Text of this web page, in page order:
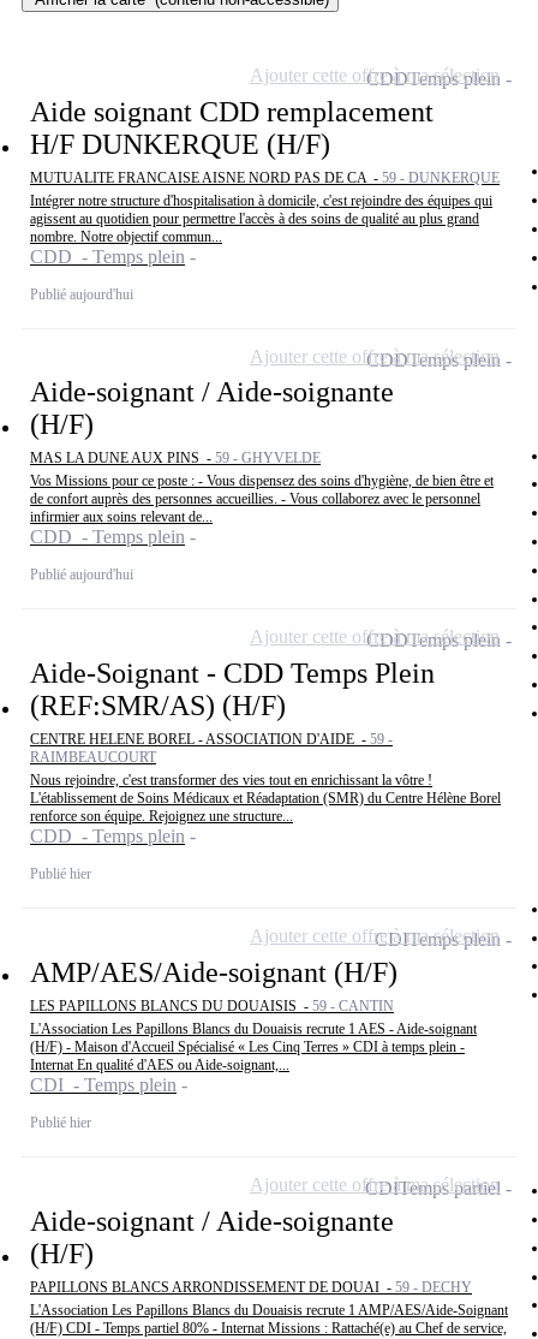
Aide soignant CDD remplacement
H/F DUNKERQUE (H/F)
MUTUALITE FRANCAISE AISNE NORD PAS DE CA - 59 - DUNKERQUE
Intégrer notre structure d'hospitalisation à domicile, c'est rejoindre des équipes qui
agissent au quotidien pour permettre l'accès à des soins de qualité au plus grand
nombre. Notre objectif commun...
CDD - Temps plein
Publié aujourd'hui
CDDTemps plein
Ajouter cette offre à ma sélection
Aide-soignant / Aide-soignante
(H/F)
MAS LA DUNE AUX PINS - 59 - GHYVELDE
Vos Missions pour ce poste : - Vous dispensez des soins d'hygiène, de bien être et
de confort auprès des personnes accueillies. - Vous collaborez avec le personnel
infirmier aux soins relevant de...
CDD - Temps plein
Publié aujourd'hui
CDDTemps plein
Ajouter cette offre à ma sélection
Aide-Soignant - CDD Temps Plein
(REF:SMR/AS) (H/F)
CENTRE HELENE BOREL - ASSOCIATION D'AIDE - 59 -
RAIMBEAUCOURT
Nous rejoindre, c'est transformer des vies tout en enrichissant la vôtre !
L'établissement de Soins Médicaux et Réadaptation (SMR) du Centre Hélène Borel
renforce son équipe. Rejoignez une structure...
CDD - Temps plein
Publié hier
CDDTemps plein
Ajouter cette offre à ma sélection
AMP/AES/Aide-soignant (H/F)
LES PAPILLONS BLANCS DU DOUAISIS - 59 - CANTIN
L'Association Les Papillons Blancs du Douaisis recrute 1 AES - Aide-soignant
(H/F) - Maison d'Accueil Spécialisé « Les Cinq Terres » CDI à temps plein -
Internat En qualité d'AES ou Aide-soignant,...
CDI - Temps plein
Publié hier
CDITemps plein
Ajouter cette offre à ma sélection
Aide-soignant / Aide-soignante
(H/F)
PAPILLONS BLANCS ARRONDISSEMENT DE DOUAI - 59 - DECHY
L'Association Les Papillons Blancs du Douaisis recrute 1 AMP/AES/Aide-Soignant
(H/F) CDI - Temps partiel 80% - Internat Missions : Rattaché(e) au Chef de service,
CDITemps partiel
Ajouter cette offre à ma sélection